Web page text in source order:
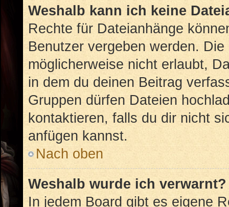
Weshalb kann ich keine
Rechte für Dateianhänge
Benutzer vergeben werden.
möglicherweise nicht erlaubt,
in dem du deinen Beitrag
Gruppen dürfen Dateien
kontaktieren, falls du dir nicht
anfügen kannst.
Nach oben
Weshalb wurde ich verwarnt?
In jedem Board gibt es eigene